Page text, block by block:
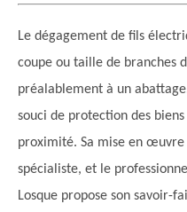
Le dégagement de fils
coupe ou taille de branches
préalablement à un
souci de protection des
proximité. Sa mise en œuvre
spécialiste, et le
Losque propose son savoir-